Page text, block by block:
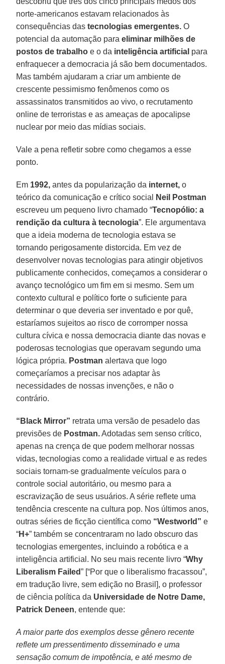
norte-americanos estavam relacionados às
consequências dastecnologias emergentes. O
potencial da automação paraeliminar milhões de
postos de trabalho e o da inteligência artificial para
enfraquecer a democracia já são bem documentados.
Mas também ajudaram a criar um ambiente de
crescente pessimismo fenômenos como os
assassinatos transmitidos ao vivo, o recrutamento
online de terroristas e as ameaças de apocalipse
nuclear por meio das mídias sociais.
Vale a pena refletir sobre como chegamos a esse
ponto.
Em 1992, antes da popularização da internet, o
teórico da comunicação e crítico social
Neil Postman
escreveu um pequeno livro chamado “Tecnopólio: a
rendição da cultura à tecnologia”. Ele argumentava
que a ideia moderna de tecnologia estava se
tornando perigosamente distorcida. Em vez de
desenvolver novas tecnologias para atingir objetivos
publicamente conhecidos, começamos a considerar o
avanço tecnológico um fim em si mesmo. Sem um
contexto cultural e político forte o suficiente para
determinar o que deveria ser inventado e por quê,
estaríamos sujeitos ao risco de corromper nossa
cultura cívica e nossa democracia diante das novas e
poderosas tecnologias que operavam segundo uma
lógica própria. Postman alertava que logo
começaríamos a precisar nos adaptar às
necessidades de nossas invenções, e não o
contrário.
“Black Mirror” retrata uma versão de pesadelo das
previsões de Postman.Adotadas sem senso crítico,
apenas na crença de que podem melhorar nossas
vidas, tecnologias como a realidade virtual e as redes
sociais tornam-se gradualmente veículos para o
controle social autoritário, ou mesmo para a
escravização de seus usuários. A série reflete uma
tendência crescente na cultura pop. Nos últimos anos,
outras séries de ficção científica como “Westworld” e
“H+” também se concentraram no lado obscuro das
tecnologias emergentes, incluindo a robótica e a
inteligência artificial. No seu mais recente livro “Why
Liberalism Failed” [“Por que o liberalismo fracassou”,
em tradução livre, sem edição no Brasil], o professor
de ciência política da Universidade de Notre Dame,
Patrick Deneen, entende que:
A maior parte dos exemplos desse gênero recente
reflete um pressentimento disseminado e uma
sensação comum de impotência, e até mesmo de